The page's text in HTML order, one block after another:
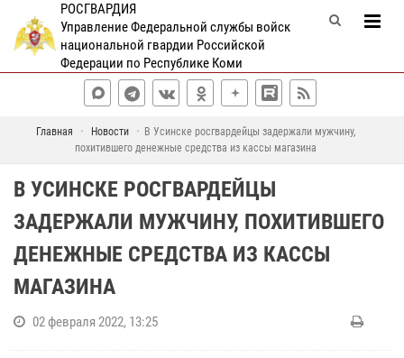
РОСГВАРДИЯ
Управление Федеральной службы войск
национальной гвардии Российской
Федерации по Республике Коми
Главная Новости
В Усинске росгвардейцы задержали мужчину,
похитившего денежные средства из кассы магазина
В УСИНСКЕ РОСГВАРДЕЙЦЫ
ЗАДЕРЖАЛИ МУЖЧИНУ, ПОХИТИВШЕГО
ДЕНЕЖНЫЕ СРЕДСТВА ИЗ КАССЫ
МАГАЗИНА
02 февраля 2022, 13:25